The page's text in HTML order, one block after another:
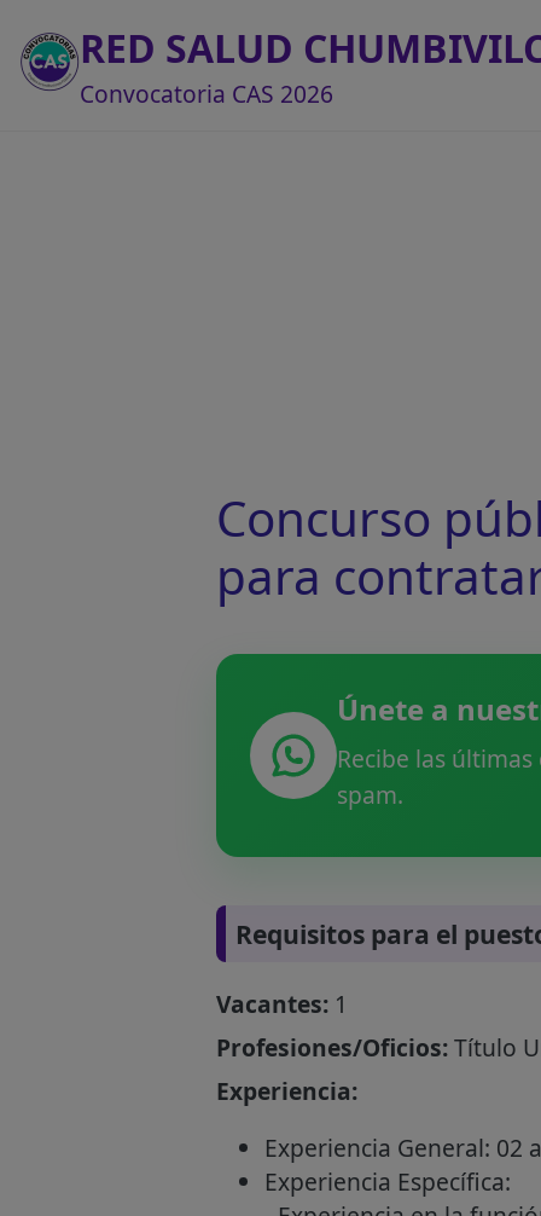
RED SALUD
Convocatoria CAS 2026
Concurso
para
Únete a
Recibe las
spam.
Requisitos para el
Vacantes:1
Profesiones/Oficios:Título
Experiencia:
Experiencia General: 02
Experiencia Específica: